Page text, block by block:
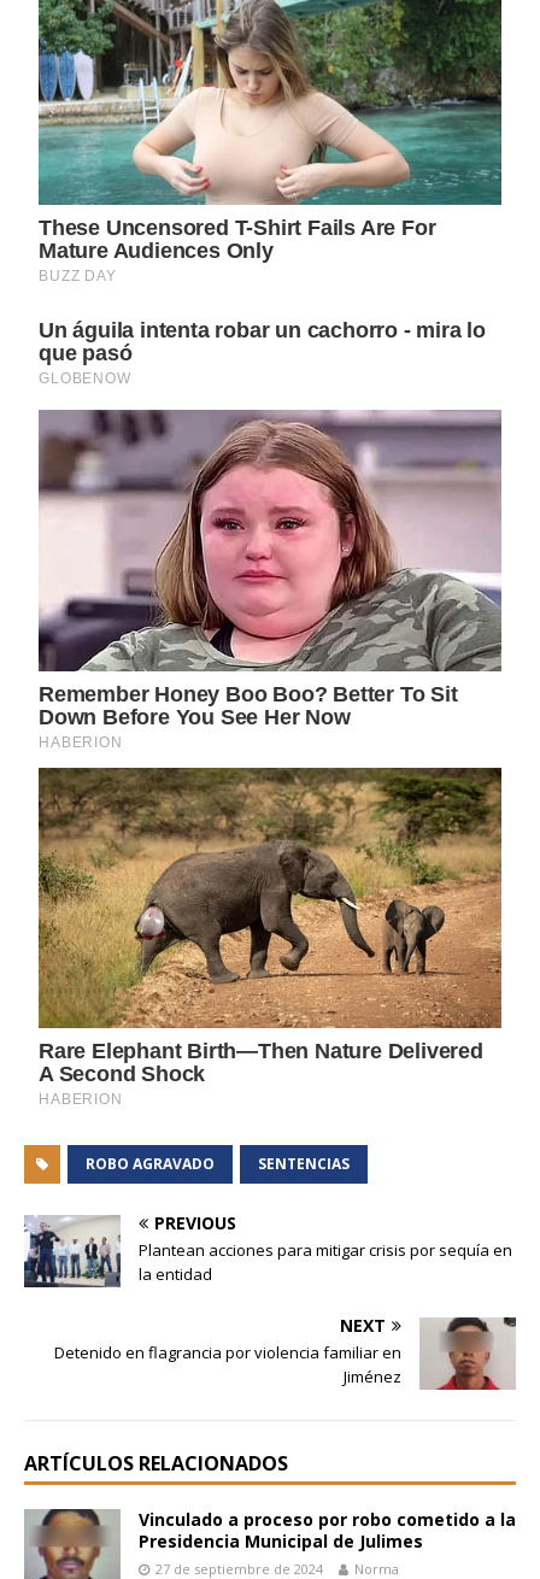
ROBO AGRAVADO SENTENCIAS
PREVIOUS
Plantean acciones para mitigar crisis por sequía en
la entidad
NEXT
Detenido en flagrancia por violencia familiar en
Jiménez
ARTÍCULOS RELACIONADOS
Vinculado a proceso por robo cometido a la
Presidencia Municipal de Julimes
27 de septiembre de 2024 Norma